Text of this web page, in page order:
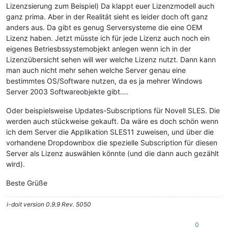
Lizenzsierung zum Beispiel) Da klappt euer Lizenzmodell auch
ganz prima. Aber in der Realität sieht es leider doch oft ganz
anders aus. Da gibt es genug Serversysteme die eine OEM
Lizenz haben. Jetzt müsste ich für jede Lizenz auch noch ein
eigenes Betriesbssystemobjekt anlegen wenn ich in der
Lizenzübersicht sehen will wer welche Lizenz nutzt. Dann kann
man auch nicht mehr sehen welche Server genau eine
bestimmtes OS/Software nutzen, da es ja mehrer Windows
Server 2003 Softwareobjekte gibt….
Oder beispielsweise Updates-Subscriptions für Novell SLES. Die
werden auch stückweise gekauft. Da wäre es doch schön wenn
ich dem Server die Applikation SLES11 zuweisen, und über die
vorhandene Dropdownbox die spezielle Subscription für diesen
Server als Lizenz auswählen könnte (und die dann auch gezählt
wird).
Beste Grüße
i-doit version 0.9.9 Rev. 5050
0